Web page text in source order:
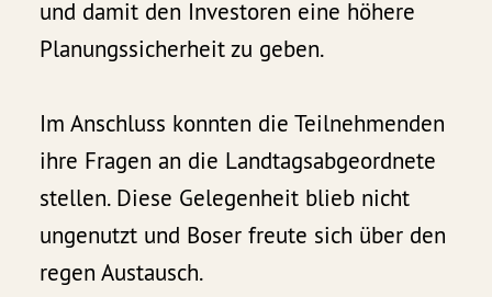
und damit den Investoren eine höhere
Planungssicherheit zu geben.
Im Anschluss konnten die Teilnehmenden
ihre Fragen an die Landtagsabgeordnete
stellen. Diese Gelegenheit blieb nicht
ungenutzt und Boser freute sich über den
regen Austausch.